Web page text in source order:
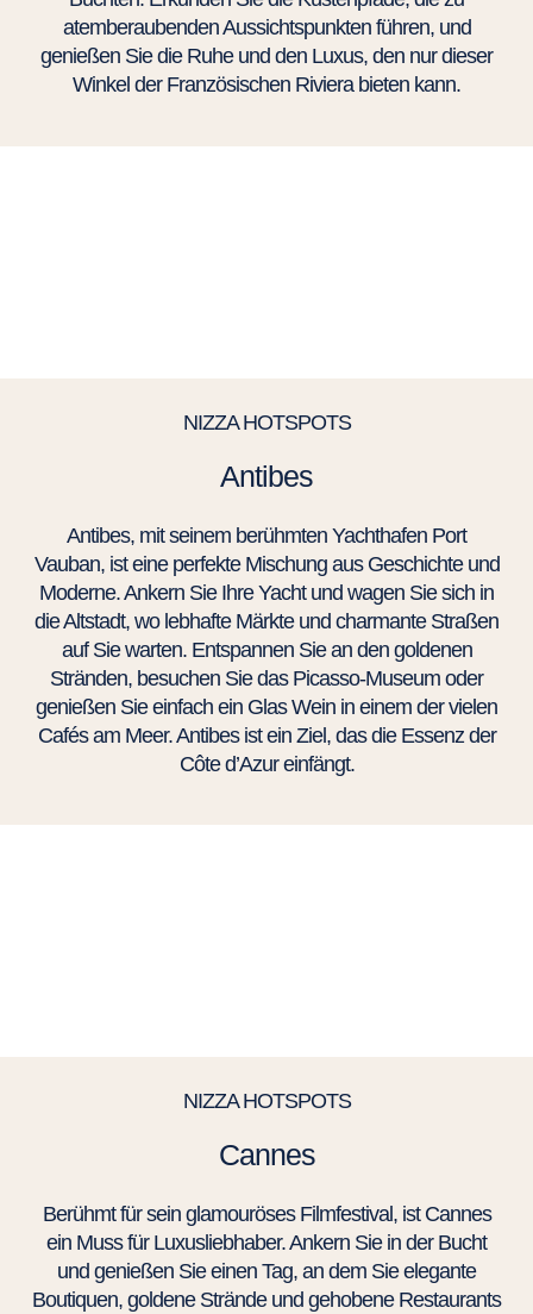
atemberaubenden Aussichtspunkten führen, und
genießen Sie die Ruhe und den Luxus, den nur dieser
Winkel der Französischen Riviera bieten kann.
NIZZA HOTSPOTS
Antibes
Antibes, mit seinem berühmten Yachthafen Port
Vauban, ist eine perfekte Mischung aus Geschichte und
Moderne. Ankern Sie Ihre Yacht und wagen Sie sich in
die Altstadt, wo lebhafte Märkte und charmante Straßen
auf Sie warten. Entspannen Sie an den goldenen
Stränden, besuchen Sie das Picasso-Museum oder
genießen Sie einfach ein Glas Wein in einem der vielen
Cafés am Meer. Antibes ist ein Ziel, das die Essenz der
Côte d’Azur einfängt.
NIZZA HOTSPOTS
Cannes
Berühmt für sein glamouröses Filmfestival, ist Cannes
ein Muss für Luxusliebhaber. Ankern Sie in der Bucht
und genießen Sie einen Tag, an dem Sie elegante
Boutiquen, goldene Strände und gehobene Restaurants